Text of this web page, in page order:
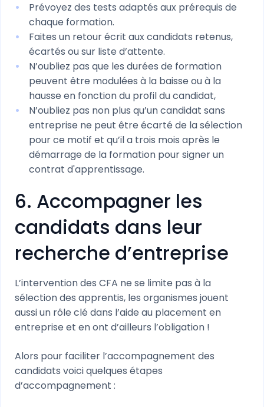
Prévoyez des tests adaptés aux prérequis de
chaque formation.
Faites un retour écrit aux candidats retenus,
écartés ou sur liste d’attente.
N’oubliez pas que les durées de formation
peuvent être modulées à la baisse ou à la
hausse en fonction du profil du candidat,
N’oubliez pas non plus qu’un candidat sans
entreprise ne peut être écarté de la sélection
pour ce motif et qu’il a trois mois après le
démarrage de la formation pour signer un
contrat d'apprentissage.
6. Accompagner les
candidats dans leur
recherche d’entreprise
L’intervention des CFA ne se limite pas à la
sélection des apprentis, les organismes jouent
aussi un rôle clé dans l’aide au placement en
entreprise et en ont d’ailleurs l’obligation !
Alors pour faciliter l’accompagnement des
candidats voici quelques étapes
d’accompagnement :